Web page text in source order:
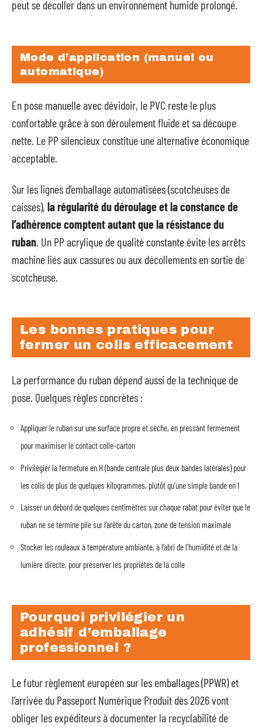
peut se décoller dans un environnement humide prolongé.
Mode d’application (manuel ou
automatique)
En pose manuelle avec dévidoir, le PVC reste le plus
confortable grâce à son déroulement fluide et sa découpe
nette. Le PP silencieux constitue une alternative économique
acceptable.
Sur les lignes d’emballage automatisées (scotcheuses de
caisses), la régularité du déroulage et la constance de
l’adhérence comptent autant que la résistance du
ruban . Un PP acrylique de qualité constante évite les arrêts
machine liés aux cassures ou aux décollements en sortie de
scotcheuse.
Les bonnes pratiques pour
fermer un colis efficacement
La performance du ruban dépend aussi de la technique de
pose. Quelques règles concrètes :
Appliquer le ruban sur une surface propre et sèche, en pressant fermement
pour maximiser le contact colle-carton
Privilégier la fermeture en H (bande centrale plus deux bandes latérales) pour
les colis de plus de quelques kilogrammes, plutôt qu’une simple bande en I
Laisser un débord de quelques centimètres sur chaque rabat pour éviter que le
ruban ne se termine pile sur l’arête du carton, zone de tension maximale
Stocker les rouleaux à température ambiante, à l’abri de l’humidité et de la
lumière directe, pour préserver les propriétés de la colle
Pourquoi privilégier un
adhésif d’emballage
professionnel ?
Le futur règlement européen sur les emballages (PPWR) et
l’arrivée du Passeport Numérique Produit dès 2026 vont
obliger les expéditeurs à documenter la recyclabilité de